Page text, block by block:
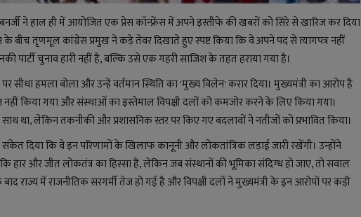
ने हाल ही में आयोजित एक प्रेस कॉन्फ्रेंस में अपने इस्तीफे की खबरों को सिरे से खारिज कर दिया
के बीच तृणमूल कांग्रेस प्रमुख ने कड़े तेवर दिखाते हुए स्पष्ट किया कि वे अपने पद से त्यागपत्र नहीं
पार्टी चुनाव हारी नहीं है, बल्कि उसे एक गहरी साजिश के तहत हराया गया है।
सीधा हमला बोला और उन्हें वर्तमान स्थिति का 'मुख्य विलेन' करार दिया। मुख्यमंत्री का आरोप है
नहीं किया गया और संस्थाओं का इस्तेमाल विपक्षी दलों को कमजोर करने के लिए किया गया।
था, लेकिन तकनीकी और प्रशासनिक स्तर पर किए गए बदलावों ने नतीजों को प्रभावित किया।
संकेत दिया कि वे इन परिणामों के खिलाफ कानूनी और लोकतांत्रिक लड़ाई जारी रखेंगी। उन्होंने
हार और जीत लोकतंत्र का हिस्सा हैं, लेकिन जब संस्थानों की भूमिका संदिग्ध हो जाए, तो सवाल
राज्य में राजनीतिक सरगर्मी तेज हो गई है और विपक्षी दलों ने मुख्यमंत्री के इन आरोपों पर कड़ी